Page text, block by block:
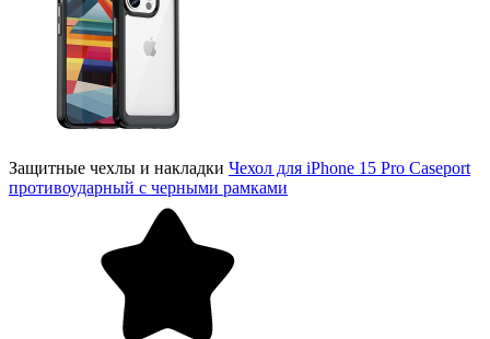
Защитные чехлы и накладки Чехол для iPhone 15 Pro Caseport
противоударный с черными рамками